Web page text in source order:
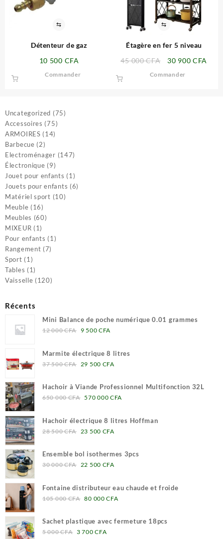
⇆
Détenteur de gaz
10 500 CFA
Commander
⇆
Étagère en fer 5 niveau
45 000CFA
Le
prix
30 900CFA
Commander
Uncategorized 7575
Accessoires 7575
ARMOIRES 1414
Barbecue 22
produits
Electroménager 147147
Électronique 99
produits
Jouet pour enfants 1 1
produit
Jouets pour enfants 66
Matériel sport 1010
Meuble 1616
produits
Meubles 6060
MIXEUR 11
produit
Pour enfants 1 1
Rangement 77
Sport 1 1
produit
Tables 11
produit
Vaisselle 120120
Récents
Mini Balance de poche numérique 0.01 grammes
12 000CFA Le
initial
était :
9 500 CFA
actuel
est :
Marmite électrique 8 litres
37 500CFA Le
initial
était :
29 500 CFA
actuel
est :
Hachoir à Viande Professionnel Multifonction 32L
650 000CFA Le
initial
était :
570 000CFA
actuel
Hachoir électrique 8 litres Hoffman
28 500CFA Le
initial
était :
23 500 CFA
actuel
Ensemble bol isothermes 3pcs
30 000CFA Le
initial
était :
22 500 CFALe
actuel
est :
Fontaine distributeur eau chaude et froide
105 000CFA Le
initial
était :
80 000CFA
actuel
Sachet plastique avec fermeture 18pcs
5 000CFA Le
3 700CFALe